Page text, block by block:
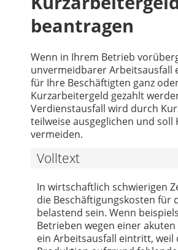
beantragen
Wenn in Ihrem Betrieb
unvermeidbarer Arbeitsausfall
für Ihre Beschäftigten ganz
Kurzarbeitergeld gezahlt
Verdienstausfall wird durch
teilweise ausgeglichen und soll
vermeiden.
Volltext
In wirtschaftlich schwierigen
die Beschäftigungskosten für
belastend sein. Wenn
Betrieben wegen einer
ein Arbeitsausfall eintritt, weil